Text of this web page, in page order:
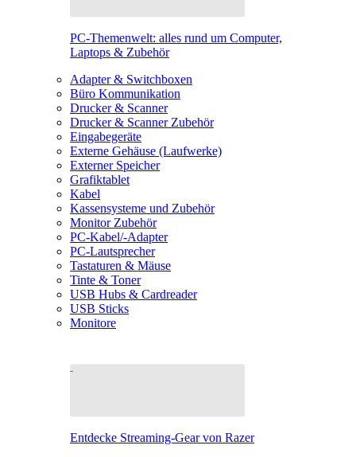
PC-Themenwelt: alles rund um Computer,
Laptops & Zubehör
Adapter & Switchboxen
Büro Kommunikation
Drucker & Scanner
Drucker & Scanner Zubehör
Eingabegeräte
Externe Gehäuse (Laufwerke)
Externer Speicher
Grafiktablet
Kabel
Kassensysteme und Zubehör
Monitor Zubehör
PC-Kabel/-Adapter
PC-Lautsprecher
Tastaturen & Mäuse
Tinte & Toner
USB Hubs & Cardreader
USB Sticks
Monitore
Entdecke Streaming-Gear von Razer